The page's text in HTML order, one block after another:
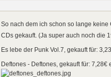
So nach dem ich schon so lange
CDs gekauft. (Ja super auch noch die
Es lebe der Punk Vol.7, gekauft für:
Deftones - Deftones, gekauft für: 7,28€